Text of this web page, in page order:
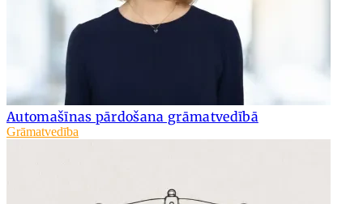
Automašīnas pārdošana grāmatvedībā
Grāmatvedība